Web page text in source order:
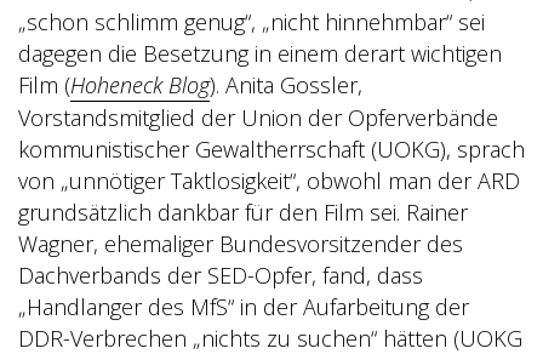
„schon schlimm genug“, „nicht hinnehmbar“ sei
dagegen die Besetzung in einem derart wichtigen
Film (Hoheneck Blog). Anita Gossler,
Vorstandsmitglied der Union der Opferverbände
kommunistischer Gewaltherrschaft (UOKG), sprach
von „unnötiger Taktlosigkeit“, obwohl man der ARD
grundsätzlich dankbar für den Film sei. Rainer
Wagner, ehemaliger Bundesvorsitzender des
Dachverbands der SED-Opfer, fand, dass
„Handlanger des MfS“ in der Aufarbeitung der
DDR-Verbrechen „nichts zu suchen“ hätten (UOKG